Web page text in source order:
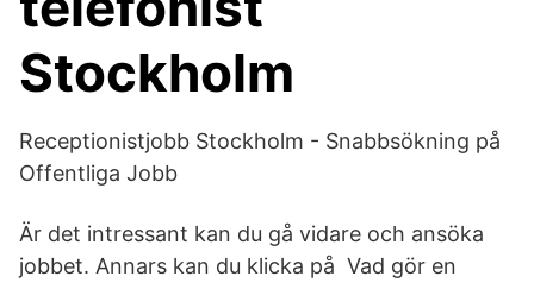
Stockholm
Receptionistjobb Stockholm - Snabbsökning på
Offentliga Jobb
Är det intressant kan du gå vidare och ansöka
jobbet. Annars kan du klicka på Vad gör en